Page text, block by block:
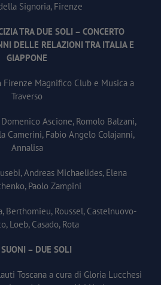
Signoria, Firenze
TRA DUE SOLI – CONCERTO
DELLE RELAZIONI TRA ITALIA E
GIAPPONE
Magnifico Club e Musica a
Traverso
Ascione, Romolo Balzani,
Camerini, Fabio Angelo Colajanni,
Annalisa
Andreas Michaelides, Elena
Paolo Zampini
Berthomieu, Roussel, Castelnuovo-
Loeb, Casado, Rota
– DUE SOLI
Toscana a cura di Gloria Lucchesi